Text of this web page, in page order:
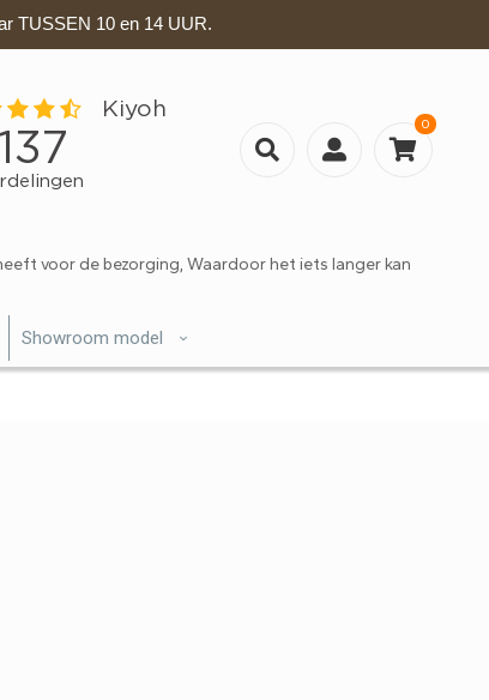
TUSSEN 10 en 14 UUR.
0
voor de bezorging, Waardoor het iets langer kan
Showroom model